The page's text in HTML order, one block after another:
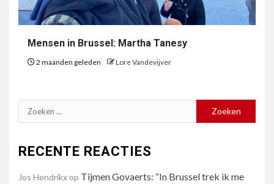
Mensen in Brussel: Martha Tanesy
2 maanden geleden Lore Vandevijver
Zoeken
naar:
RECENTE REACTIES
Jos Hendrikx op Tijmen Govaerts: “In Brussel trek ik me